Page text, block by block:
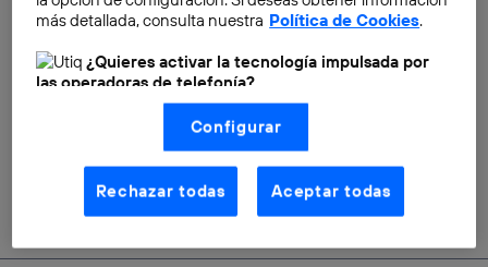
Virtualizando red con cloud
de terceros
Miguel Angel Barrera Ruano
más detallada, consulta nuestra Política de Cookies.
¿Quieres activar la tecnología impulsada por
las operadoras de telefonía?
Nosotros, Telefónica S.A., utilizamos la tecnología Utiq para
realizar nuestras acciones de marketing digital o análisis
(como se describe en este aviso de consentimiento)
basadas en tu navegación en nuestra(s) web(s)
aquí(solo cuando utilizas una conexión a
internet habilitada , proporcionada por una de las
operadoras de telefonía participantes, y otorgas tu
Configurar
Rechazar todas Aceptar todas